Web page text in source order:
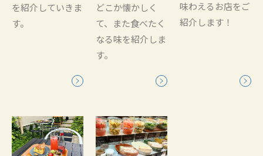
を紹介していきま
す。
どこか懐かしく
て、また食べたく
なる味を紹介しま
す。
味わえるお店をご
紹介します！